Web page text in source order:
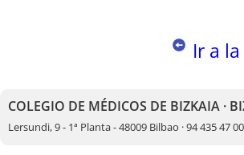
Ir a
COLEGIO DE MÉDICOS DE BIZKAIA ·
Lersundi, 9 - 1ª Planta - 48009 Bilbao · 94 435 47 00